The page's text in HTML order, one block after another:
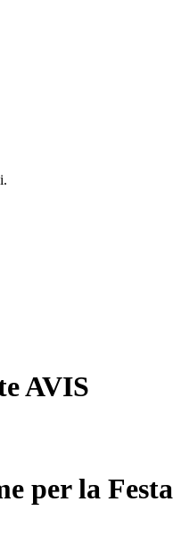
AVIS
per la Festa